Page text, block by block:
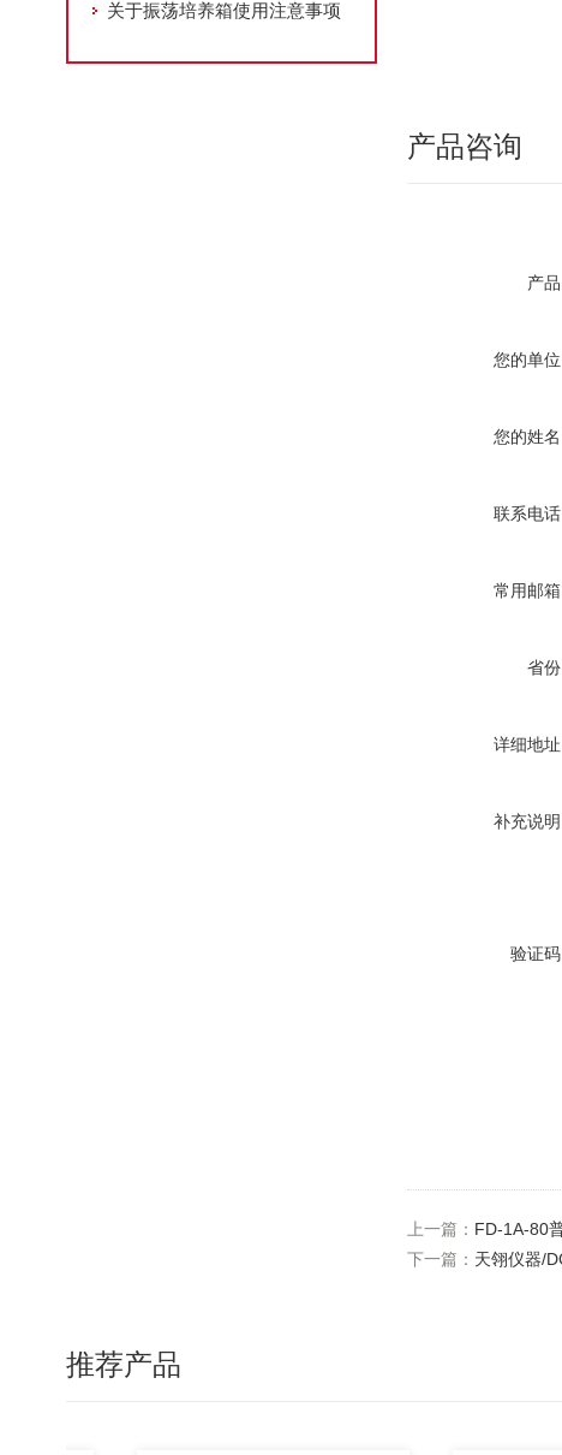
关于振荡培养箱使用注意事项
产品咨询
产品
您的单位
您的姓名
联系电话
常用邮箱
省份
详细地址
补充说明
验证码
上一篇： FD-1A-80
下一篇： 天翎仪器/
推荐产品